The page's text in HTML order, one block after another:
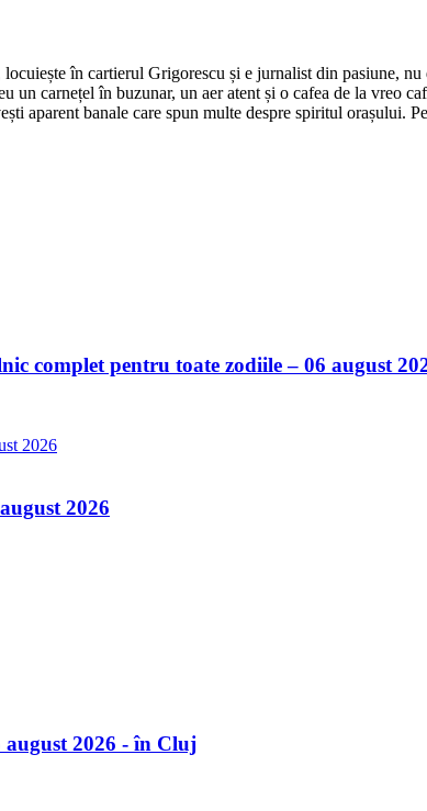
în cartierul Grigorescu și e jurnalist din pasiune,
un carnețel în buzunar, un aer atent și o cafea de la vreo
aparent banale care spun multe despre spiritul orașului.
complet pentru toate zodiile – 06 august
2026
2026 - în Cluj